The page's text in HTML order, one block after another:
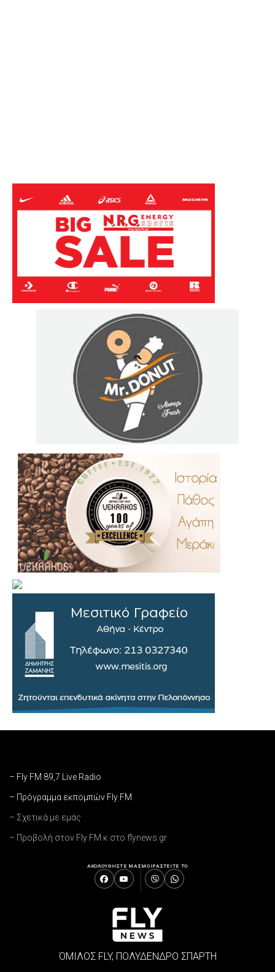
– Fly FM 89,7 Live Radio
– Πρόγραμμα εκπομπών Fly FM
– Σχετικά με εμάς
– Προβολή στον Fly FM κ στο flynews.gr
ΑΚΟΛΟΥΘΗΣΤΕ ΜΑΣΜΟΙΡΑΣΤΕΙΤΕ ΤΟ
ΌΜΙΛΟΣ FLY, ΠΟΛΥΔΕΝΔΡΟ ΣΠΑΡΤΗ